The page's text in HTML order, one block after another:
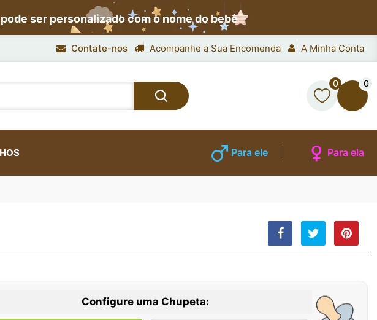
ser personalizado com o nome do bebê
Contate-nos Acompanhe a Sua Encomenda A Minha Conta
0 0
Para ele Para ela
Configure uma Chupeta: